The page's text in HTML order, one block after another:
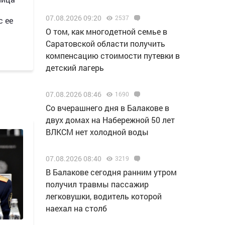
ее
07.08.2026 09:20 2537
О том, как многодетной семье в
Саратовской области получить
компенсацию стоимости путевки в
детский лагерь
07.08.2026 08:46 1690
Со вчерашнего дня в Балакове в
двух домах на Набережной 50 лет
ВЛКСМ нет холодной воды
07.08.2026 08:40 3219
В Балакове сегодня ранним утром
получил травмы пассажир
легковушки, водитель которой
наехал на столб